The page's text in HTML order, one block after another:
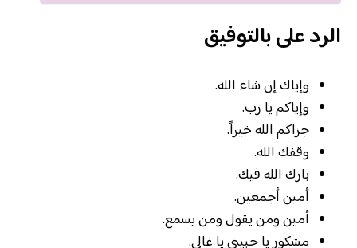
الرد على بالتوفيق
وإياك إن شاء الله.
وإياكم يا رب.
جزاكم الله خيراً.
وقفك الله.
بارك الله فيك.
أمين أجمعين.
أمين ومن يقول ومن يسمع.
مشكور يا حبيبي يا غالي.